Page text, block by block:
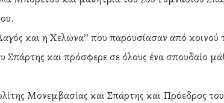
και η Χελώνα’’ που παρουσίασαν από κοινού
Σπάρτης και πρόσφερε σε όλους ένα σπουδαίο
Μονεμβασίας και Σπάρτης και Πρόεδρος